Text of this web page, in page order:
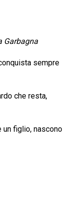
Garbagna
sempre
che resta,
un figlio, nascono